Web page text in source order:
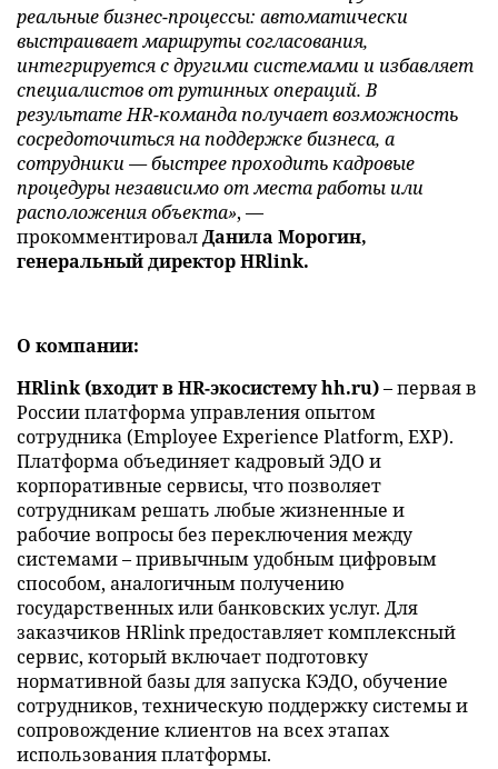
реальные бизнес-процессы: автоматически
выстраивает маршруты согласования,
интегрируется с другими системами и избавляет
специалистов от рутинных операций. В
результате HR-команда получает возможность
сосредоточиться на поддержке бизнеса, а
сотрудники — быстрее проходить кадровые
процедуры независимо от места работы или
расположения объекта», —
прокомментировалДанила Морогин,
генеральный директор HRlink.
О компании:
HRlink (входит в HR-экосистему hh.ru)– первая в
России платформа управления опытом
сотрудника (Employee Experience Platform, EXP).
Платформа объединяет кадровый ЭДО и
корпоративные сервисы, что позволяет
сотрудникам решать любые жизненные и
рабочие вопросы без переключения между
системами – привычным удобным цифровым
способом, аналогичным получению
государственных или банковских услуг. Для
заказчиков HRlink предоставляет комплексный
сервис, который включает подготовку
нормативной базы для запуска КЭДО, обучение
сотрудников, техническую поддержку системы и
сопровождение клиентов на всех этапах
использования платформы.